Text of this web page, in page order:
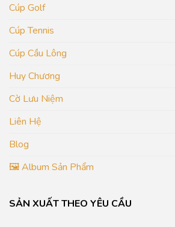
Cúp Golf
Cúp Tennis
Cúp Cầu Lông
Huy Chương
Cờ Lưu Niệm
Liên Hệ
Blog
🖼️ Album Sản Phẩm
SẢN XUẤT THEO YÊU CẦU